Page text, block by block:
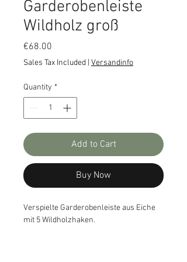
Garderobenleiste
Wildholz groß
€68.00
Sales Tax Included Versandinfo
Quantity *
Add to Cart
Buy Now
Verspielte Garderobenleiste aus Eiche
mit 5 Wildholzhaken.